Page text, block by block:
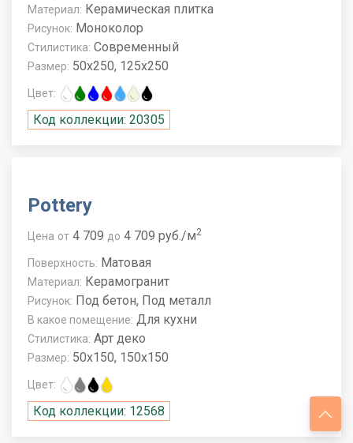
Материал: Керамическая плитка
Рисунок: Моноколор
Стилистика: Современный
Размер: 50x250, 125x250
Цвет:
Код коллекции: 20305
Pottery
Цена от 4 709 до 4 709 руб./м2
Поверхность: Матовая
Материал: Керамогранит
Рисунок: Под бетон, Под металл
В какое помещение: Для кухни
Стилистика: Арт деко
Размер: 50x150, 150x150
Цвет:
Код коллекции: 12568